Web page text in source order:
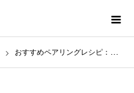
おすすめペアリングレシピ：吟香 鳥飼×いわし明太